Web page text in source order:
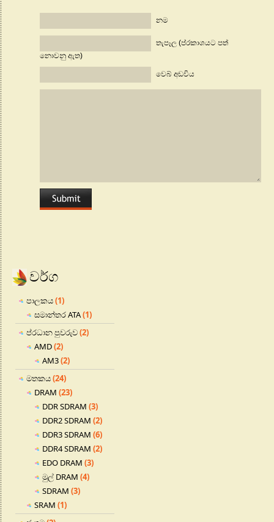
නම
තැපෑල (ප්රකාශයට පත්
නොවනු ඇත)
වෙබ් අඩවිය
වර්ග
පාලකය(1)
සමාන්තර ATA(1)
ප්රධාන පුවරුව(2)
AMD(2)
AM3(2)
මතකය(24)
DRAM (23)
DDR SDRAM (3)
DDR2 SDRAM (2)
DDR3 SDRAM (6)
DDR4 SDRAM (2)
EDO DRAM (3)
මුල් DRAM (4)
SDRAM (3)
SRAM (1)